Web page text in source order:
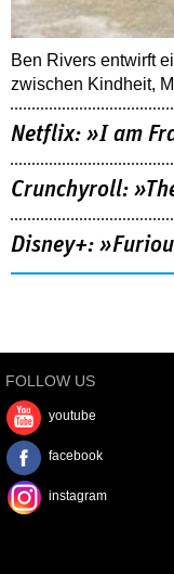
Ben Rivers entwirft
zwischen Kindheit,
Netflix: »I am
Crunchyroll:
Disney+:
FOLLOW US
youtube
facebook
instagram